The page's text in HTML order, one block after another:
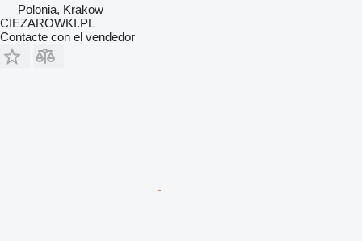
Polonia, Krakow
CIEZAROWKI.PL
Contacte con el vendedor